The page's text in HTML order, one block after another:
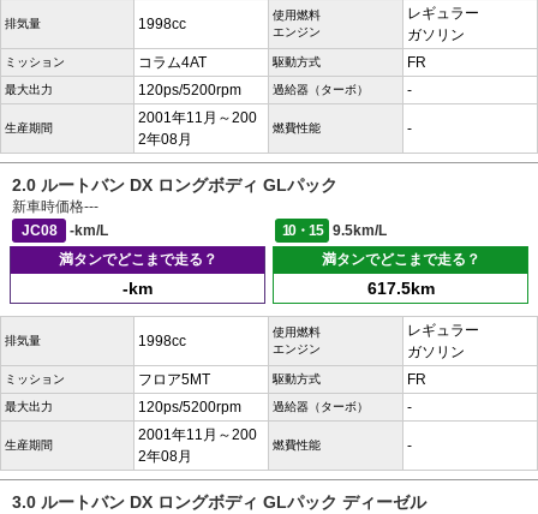
排気量 1998cc
使用燃料
エンジン
レギュラー
ガソリン
ミッション コラム4AT 駆動方式 FR
最大出力 120ps/5200rpm 過給器（ターボ） -
生産期間
2001年11月～200
2年08月
燃費性能 -
2.0 ルートバン DX ロングボディ GLパック
新車時価格---
JC08
-km/L 10・15
9.5km/L
満タンでどこまで走る？
-km
満タンでどこまで走る？
617.5km
排気量 1998cc
使用燃料
エンジン
レギュラー
ガソリン
ミッション フロア5MT 駆動方式 FR
最大出力 120ps/5200rpm 過給器（ターボ） -
生産期間
2001年11月～200
2年08月
燃費性能 -
3.0 ルートバン DX ロングボディ GLパック ディーゼル